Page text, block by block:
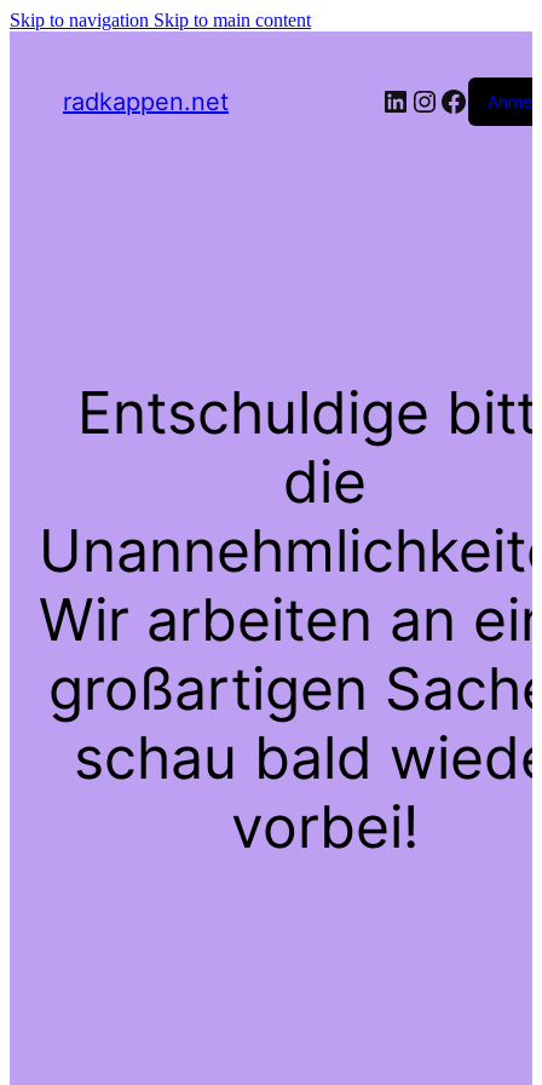
Skip to navigation Skip to main content
radkappen.net LinkedIn
Entschuldige
die
Wir arbeiten an
großartigen
schau bald
vorbei!